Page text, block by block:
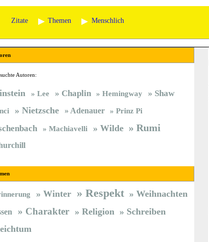
Zitate Themen Menschlich
Autoren:
Lee Chaplin Hemingway Shaw
Nietzsche Adenauer Prinz Pi
Machiavelli Wilde Rumi
Winter Respekt Weihnachten
Charakter Religion
Schreiben